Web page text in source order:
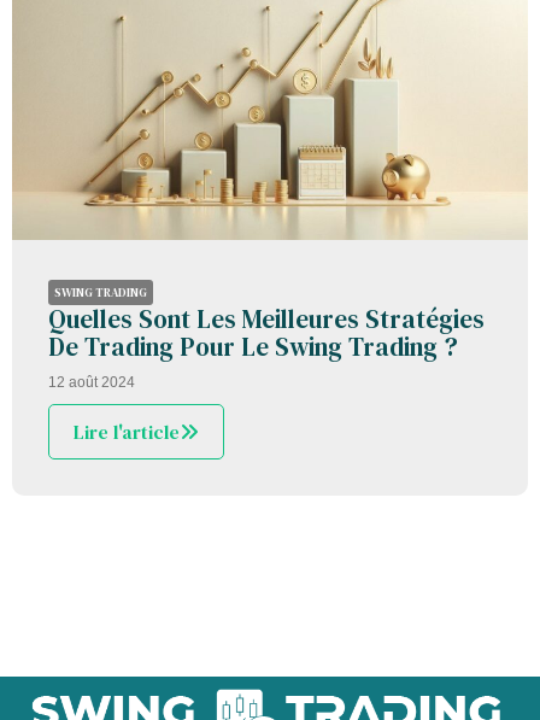
SWING TRADING
Quelles Sont Les Meilleures Stratégies
De Trading Pour Le Swing Trading ?
12 août 2024
Lire l'article